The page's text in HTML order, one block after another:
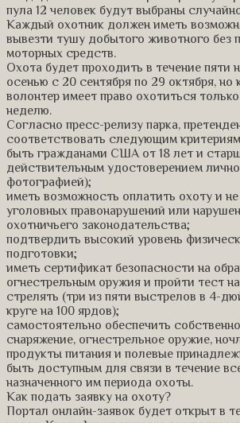
пула 12 человек будут выбраны
Каждый охотник должен иметь
вывезти тушу добытого животного без
моторных средств.
Охота будет проходить в течение пяти
осенью с 20 сентября по 29 октября, но
волонтер имеет право охотиться
неделю.
Согласно пресс-релизу парка,
соответствовать следующим
быть гражданами США от 18 лет и
действительным удостоверением
фотографией);
иметь возможность оплатить охоту и
уголовных правонарушений или
охотничьего законодательства;
подтвердить высокий уровень
подготовки;
иметь сертификат безопасности на
огнестрельным оружия и пройти тест
стрелять (три из пяти выстрелов в 4-
круге на 100 ярдов);
самостоятельно обеспечить
снаряжение, огнестрельное оружие,
продукты питания и полевые
быть доступным для связи в течение
назначенного им периода охоты.
Как подать заявку на охоту?
Портал онлайн-заявок будет открыт в